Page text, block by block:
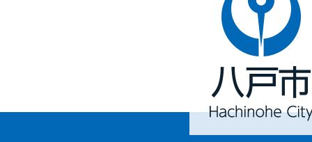
戸
市
Hachinohe
City